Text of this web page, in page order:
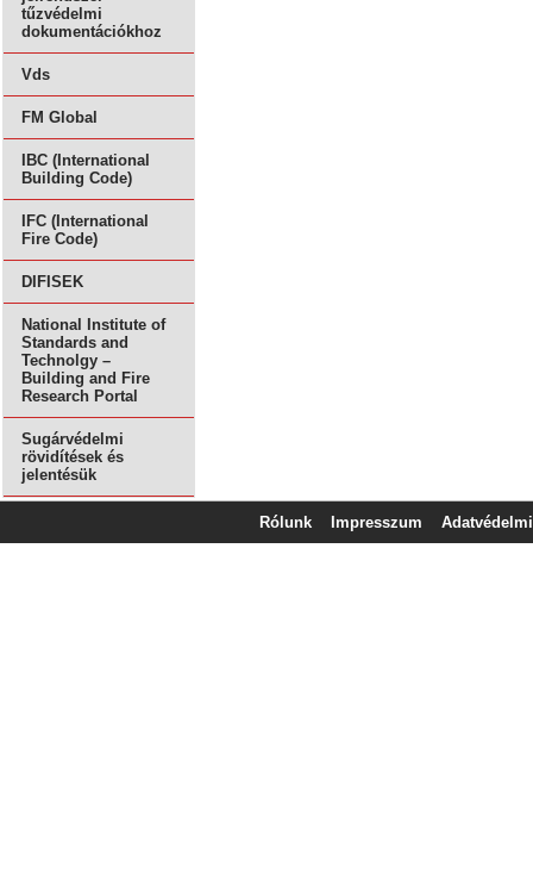
tűzvédelmi
dokumentációkhoz
Vds
FM Global
IBC (International
Building Code)
IFC (International
Fire Code)
DIFISEK
National Institute of
Standards and
Technolgy –
Building and Fire
Research Portal
Sugárvédelmi
rövidítések és
jelentésük
Rólunk Impresszum